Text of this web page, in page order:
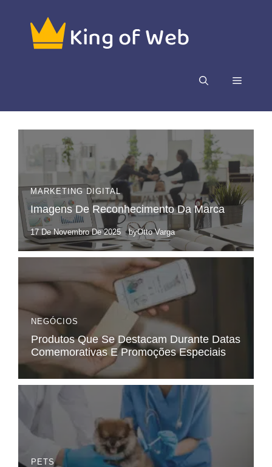
conteúdo
Menu
MARKETING DIGITAL
Imagens De Reconhecimento Da Marca
17 De Novembro De 2025 byOtto Varga
NEGÓCIOS
Produtos Que Se Destacam Durante Datas
Comemorativas E Promoções Especiais
PETS